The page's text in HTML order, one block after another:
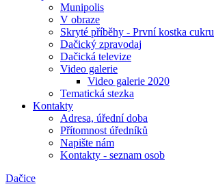
Munipolis
V obraze
Skryté příběhy - První kostka cukru
Dačický zpravodaj
Dačická televize
Video galerie
Video galerie 2020
Tematická stezka
Kontakty
Adresa, úřední doba
Přítomnost úředníků
Napište nám
Kontakty - seznam osob
Dačice